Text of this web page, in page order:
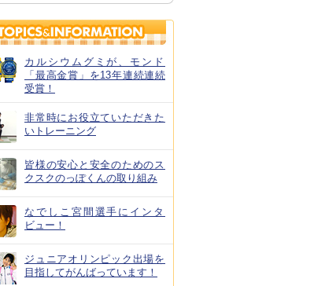
カルシウムグミが、モンド
「最高金賞」を13年連続連続
受賞！
非常時にお役立ていただきた
いトレーニング
皆様の安心と安全のためのス
クスクのっぽくんの取り組み
なでしこ宮間選手にインタ
ビュー！
ジュニアオリンピック出場を
目指してがんばっています！